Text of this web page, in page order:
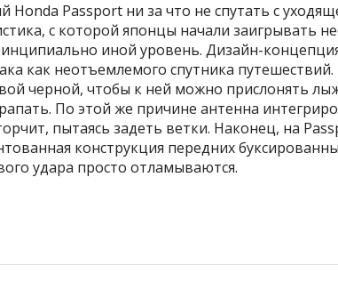
Honda Passport ни за что не спутать с
с которой японцы начали заигрывать
иной уровень. Дизайн-
как неотъемлемого спутника
черной, чтобы к ней можно прислонять
По этой же причине антенна
пытаясь задеть ветки. Наконец, на
конструкция передних
удара просто отламываются.